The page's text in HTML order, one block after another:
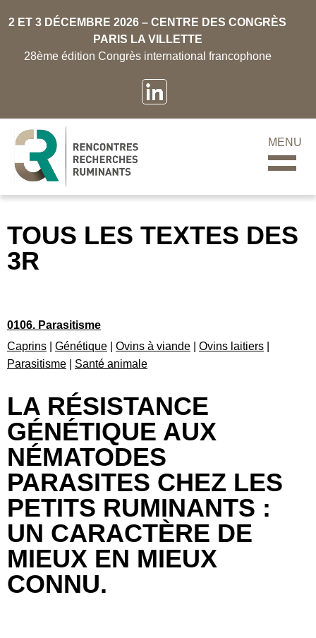
2 ET 3 DÉCEMBRE 2026 – CENTRE DES CONGRÈS
PARIS LA VILLETTE
28ème édition Congrès international francophone
MENU
TOUS LES TEXTES DES
3R
0106. Parasitisme
Caprins
Génétique Ovins à viande Ovins laitiers
Parasitisme
Santé animale
LA RÉSISTANCE
GÉNÉTIQUE AUX
NÉMATODES
PARASITES CHEZ LES
PETITS RUMINANTS :
UN CARACTÈRE DE
MIEUX EN MIEUX
CONNU.